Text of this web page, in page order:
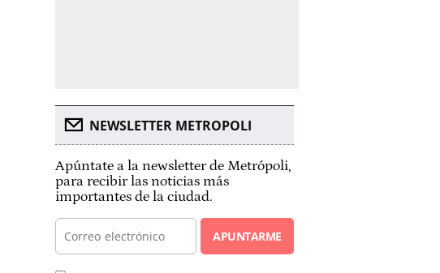
NEWSLETTER METROPOLI
Apúntate a la newsletter de Metrópoli,
para recibir las noticias más
importantes de la ciudad.
APUNTARME